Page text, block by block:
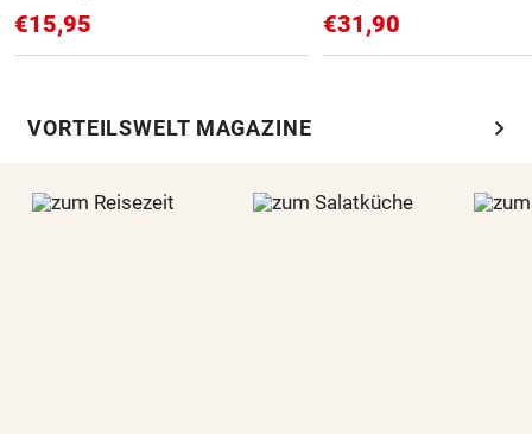
€15,95 €31,90
VORTEILSWELT MAGAZINE chevron_right